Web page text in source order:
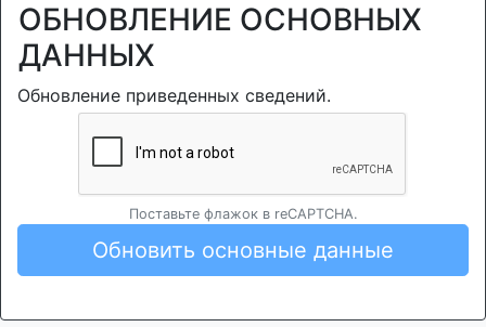
ОБНОВЛЕНИЕ ОСНОВНЫХ
ДАННЫХ
Обновление приведенных сведений.
Поставьте флажок в reCAPTCHA.
Обновить основные данные